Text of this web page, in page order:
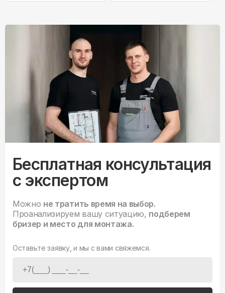
Бесплатная консультация
с экспертом
Можно не тратить время на выбор.
Проанализируем вашу ситуацию, подберем
бризер и место для монтажа.
Оставьте заявку, и мы с вами свяжемся.